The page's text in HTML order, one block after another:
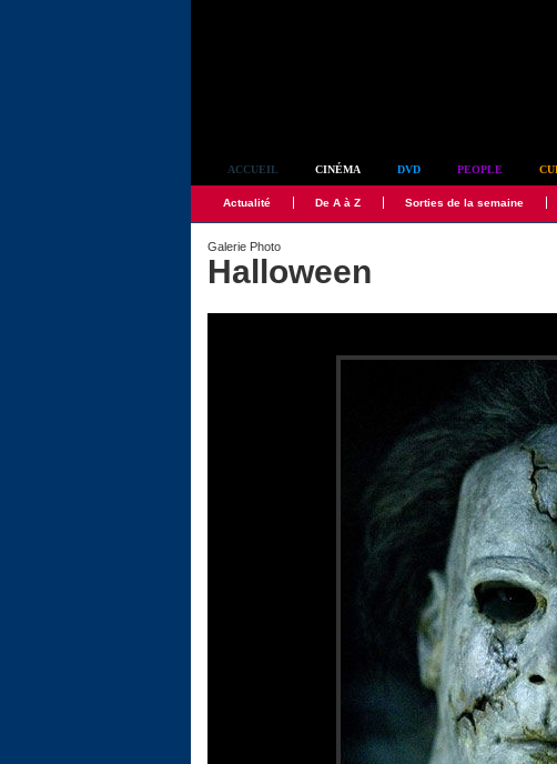
ACCUEIL CINÉMA DVD PEOPLE
Actualité De A à Z Sorties de la semaine
Galerie Photo
Halloween